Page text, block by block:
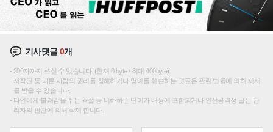
기사댓글0개
200자까지 쓰실 수 있습니다. (현재 0 byte / 최대 400byte)
저작권 등 다른 사람의 권리를 침해하거나 명예를 훼손하는 댓글은 관련 법률에 의해 제재
를 받을 수 있습니다.
타인에게 불쾌감을 주는 욕설 등 비하하는 단어가 내용에 포함되거나 인신공격성 글은 관
리자의 판단에 의해 삭제 합니다.